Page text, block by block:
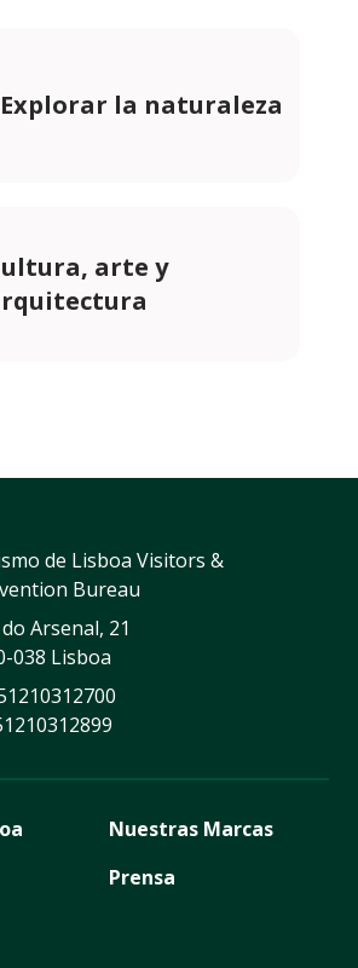
Explorar la naturaleza
arte y
de Lisboa Visitors &
Bureau
Arsenal, 21
038 Lisboa
Nuestras Marcas
Prensa